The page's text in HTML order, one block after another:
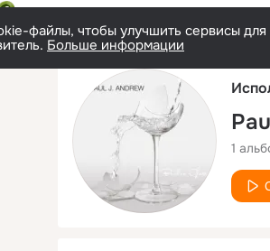
файлы, чтобы улучшить сервисы
Больше информации
1